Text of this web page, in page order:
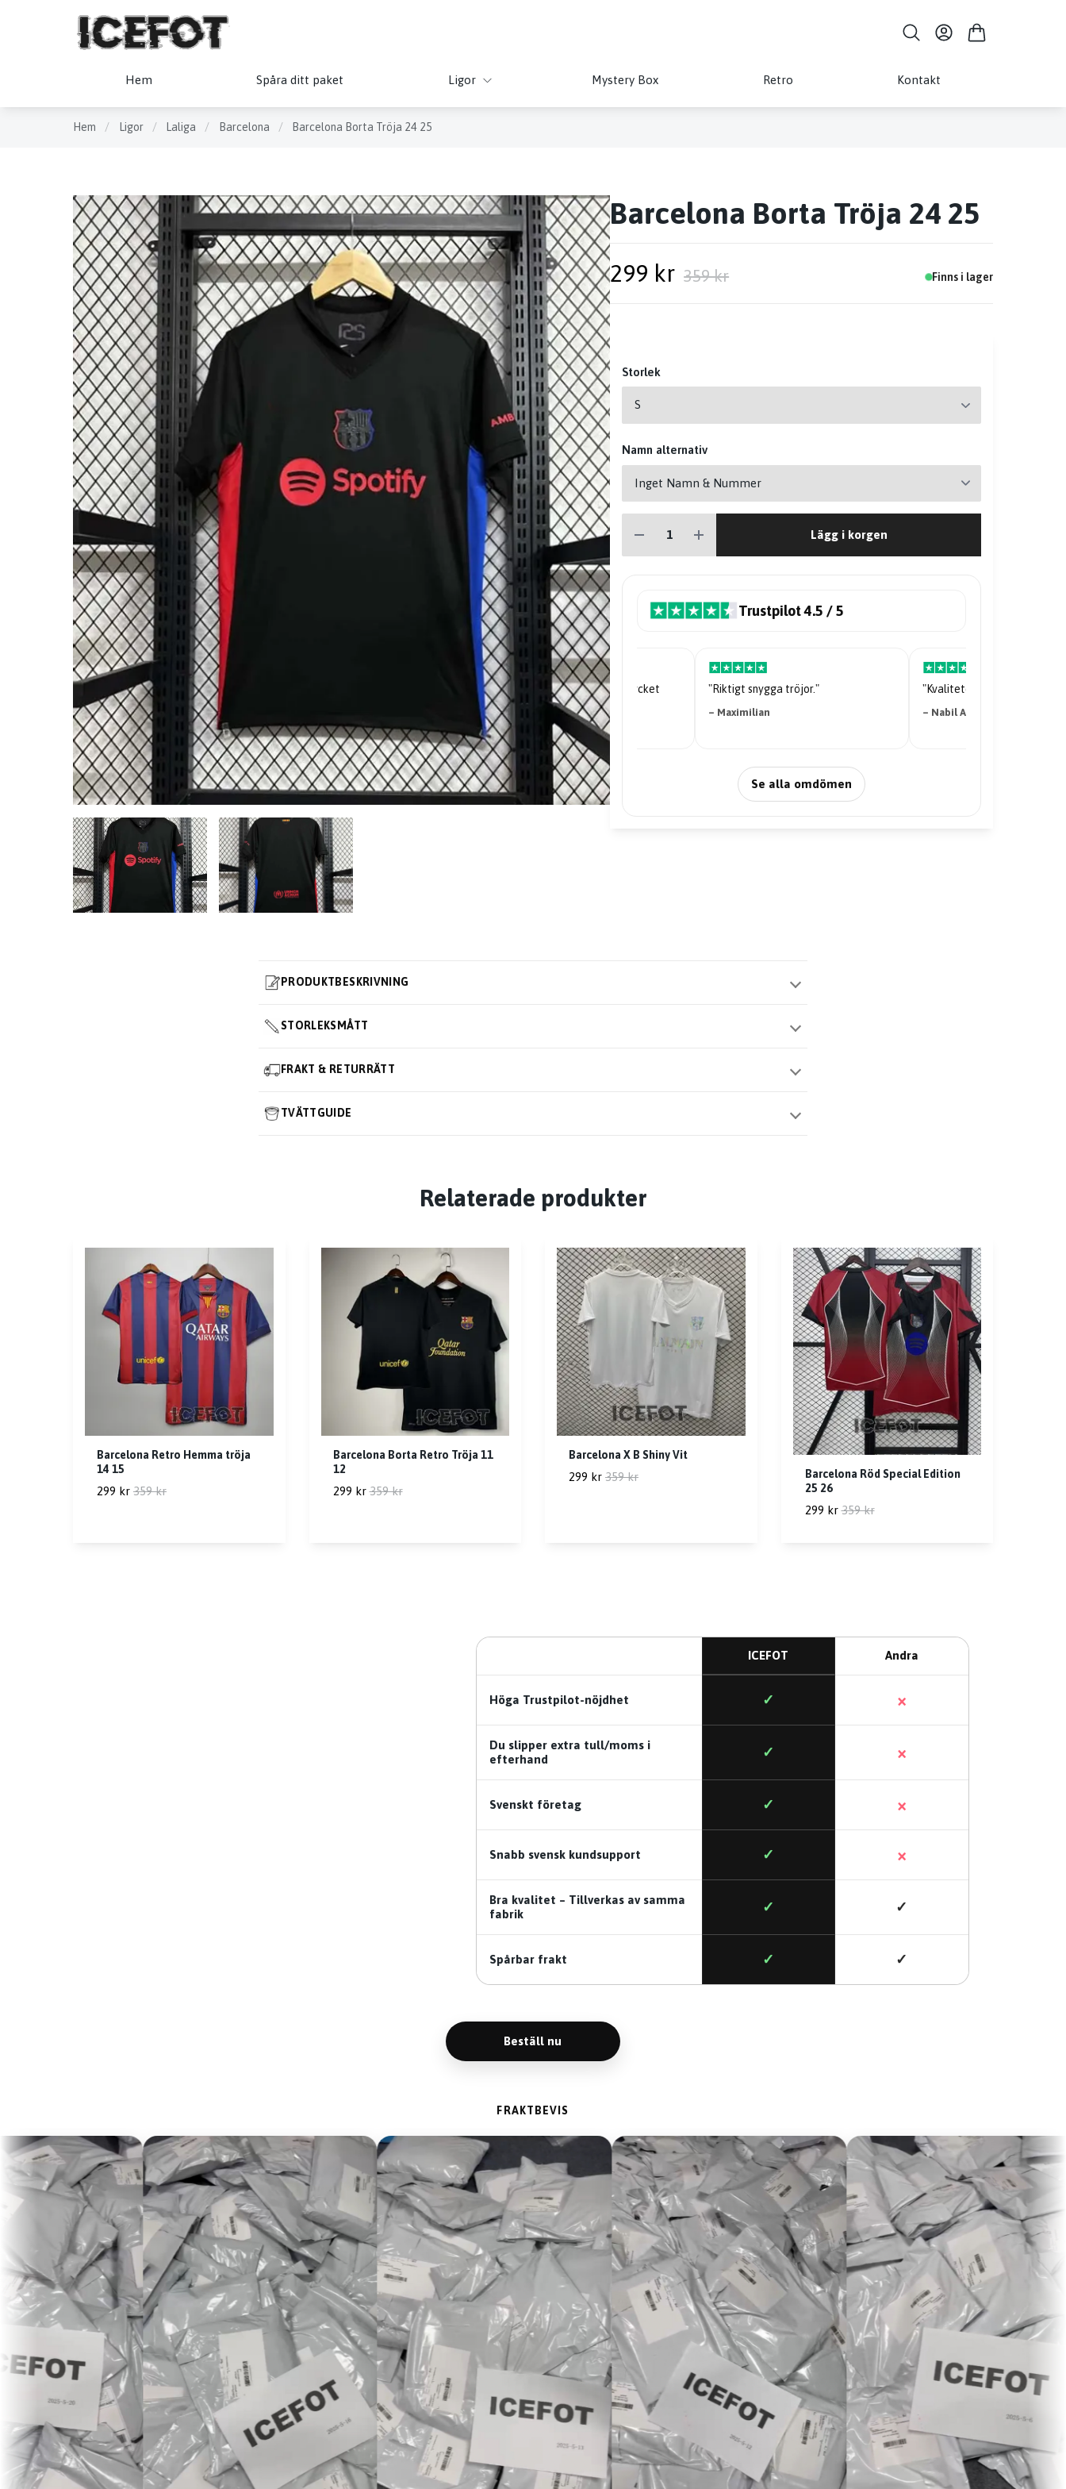
Hem Spåra ditt paket Ligor Mystery Box Retro Kontakt
Hem / Ligor / Laliga / Barcelona / Barcelona Borta Tröja 24 25
Barcelona Borta Tröja 24 25
299 kr 359 kr Finns i lager
Storlek
Namn alternativ
Lägg i korgen
Trustpilot 4.5 / 5
"Mycket nöjd... priserna är mycket
bra."
– Edward
"Riktigt snygga tröjor."
– Maximilian
"Kvaliteten på tröjan är
– Nabil Abdi
Se alla omdömen
PRODUKTBESKRIVNING
STORLEKSMÅTT
FRAKT & RETURRÄTT
TVÄTTGUIDE
Relaterade produkter
Barcelona Retro Hemma tröja
14 15
299 kr 359 kr
Barcelona Borta Retro Tröja 11
12
299 kr 359 kr
Barcelona X B Shiny Vit
299 kr 359 kr
Barcelona Röd Special Edition
25 26
299 kr 359 kr
ICEFOT Andra
Höga Trustpilot-nöjdhet ✓ ×
Du slipper extra tull/moms i
efterhand
✓ ×
Svenskt företag ✓ ×
Snabb svensk kundsupport ✓ ×
Bra kvalitet – Tillverkas av samma
fabrik
✓ ✓
Spårbar frakt ✓ ✓
Beställ nu
FRAKTBEVIS